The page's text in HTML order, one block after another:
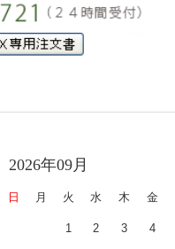
2026年09月
日 月 火 水 木 金
1 2 3 4